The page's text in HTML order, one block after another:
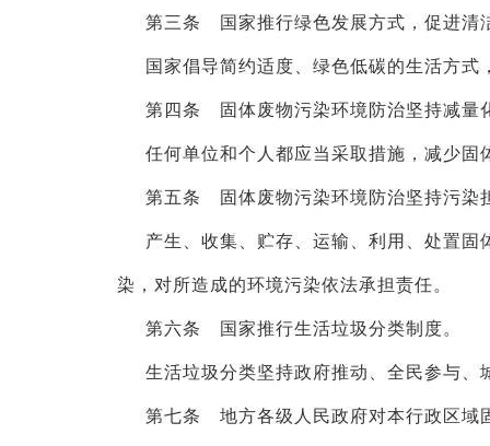
第三条 国家推行绿色发展方式，促进清
国家倡导简约适度、绿色低碳的生活方
第四条 固体废物污染环境防治坚持减量
任何单位和个人都应当采取措施，减少
第五条 固体废物污染环境防治坚持污染
产生、收集、贮存、运输、利用、处置
染，对所造成的环境污染依法承担责任。
第六条 国家推行生活垃圾分类制度。
生活垃圾分类坚持政府推动、全民参与
第七条 地方各级人民政府对本行政区域